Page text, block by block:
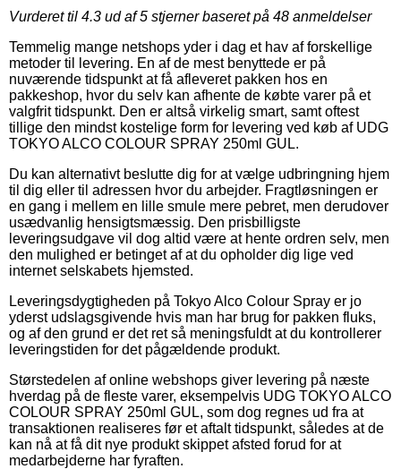
Vurderet til 4.3 ud af 5 stjerner baseret på 48 anmeldelser
Temmelig mange netshops yder i dag et hav af forskellige
metoder til levering. En af de mest benyttede er på
nuværende tidspunkt at få afleveret pakken hos en
pakkeshop, hvor du selv kan afhente de købte varer på et
valgfrit tidspunkt. Den er altså virkelig smart, samt oftest
tillige den mindst kostelige form for levering ved køb af UDG
TOKYO ALCO COLOUR SPRAY 250ml GUL.
Du kan alternativt beslutte dig for at vælge udbringning hjem
til dig eller til adressen hvor du arbejder. Fragtløsningen er
en gang i mellem en lille smule mere pebret, men derudover
usædvanlig hensigtsmæssig. Den prisbilligste
leveringsudgave vil dog altid være at hente ordren selv, men
den mulighed er betinget af at du opholder dig lige ved
internet selskabets hjemsted.
Leveringsdygtigheden på Tokyo Alco Colour Spray er jo
yderst udslagsgivende hvis man har brug for pakken fluks,
og af den grund er det ret så meningsfuldt at du kontrollerer
leveringstiden for det pågældende produkt.
Størstedelen af online webshops giver levering på næste
hverdag på de fleste varer, eksempelvis UDG TOKYO ALCO
COLOUR SPRAY 250ml GUL, som dog regnes ud fra at
transaktionen realiseres før et aftalt tidspunkt, således at de
kan nå at få dit nye produkt skippet afsted forud for at
medarbejderne har fyraften.